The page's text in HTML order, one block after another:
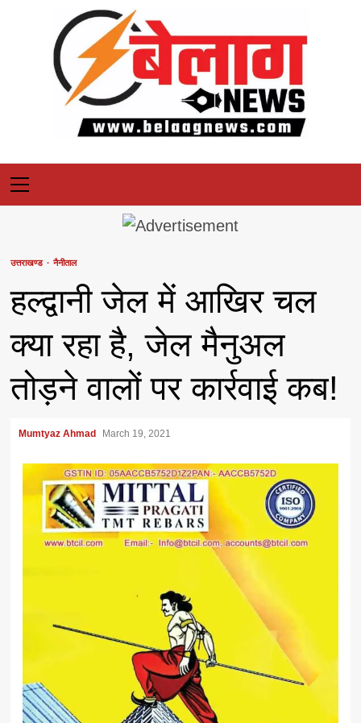
Primary
Menu
उत्तराखण्ड नैनीताल
हल्द्वानी जेल में आखिर चल
क्या रहा है, जेल मैनुअल
तोड़ने वालों पर कार्रवाई कब!
Mumtyaz Ahmad March 19, 2021